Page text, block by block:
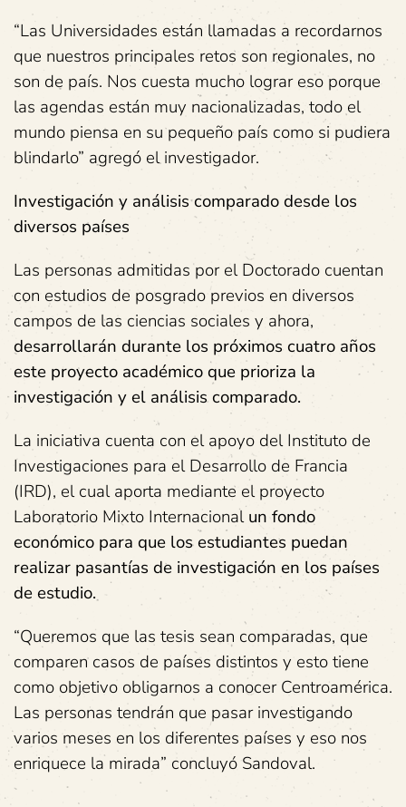
“Las Universidades están llamadas a recordarnos
que nuestros principales retos son regionales, no
son de país. Nos cuesta mucho lograr eso porque
las agendas están muy nacionalizadas, todo el
mundo piensa en su pequeño país como si pudiera
blindarlo” agregó el investigador.
Investigación y análisis comparado desde los
diversos países
Las personas admitidas por el Doctorado cuentan
con estudios de posgrado previos en diversos
campos de las ciencias sociales y ahora,
desarrollarán durante los próximos cuatro años
este proyecto académico que prioriza la
investigación y el análisis comparado.
La iniciativa cuenta con el apoyo del Instituto de
Investigaciones para el Desarrollo de Francia
(IRD), el cual aporta mediante el proyecto
Laboratorio Mixto Internacionalun fondo
económico para que los estudiantes puedan
realizar pasantías de investigación en los países
de estudio.
“Queremos que las tesis sean comparadas, que
comparen casos de países distintos y esto tiene
como objetivo obligarnos a conocer Centroamérica.
Las personas tendrán que pasar investigando
varios meses en los diferentes países y eso nos
enriquece la mirada” concluyó Sandoval.